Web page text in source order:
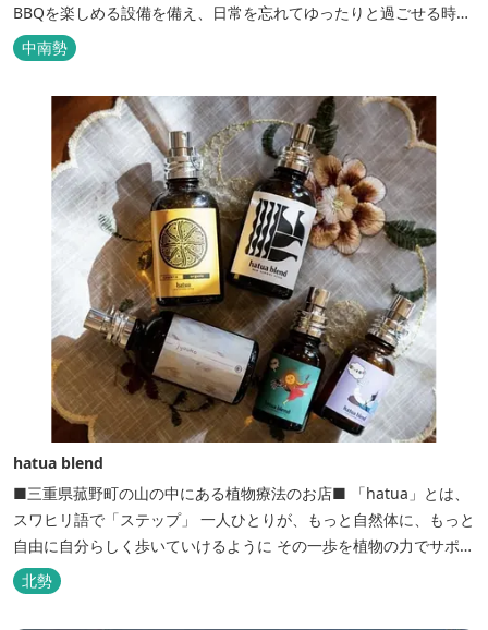
BBQを楽しめる設備を備え、日常を忘れてゆったりと過ごせる時間
が広がります。ペット同伴も可能で、愛犬と一緒に自然を満喫でき
るのも魅力です。 【営業時間】 チェックイン 15：00（早めのチ
中南勢
hatua blend
■三重県菰野町の山の中にある植物療法のお店■ 「hatua」とは、
スワヒリ語で「ステップ」 一人ひとりが、もっと自然体に、もっと
自由に自分らしく歩いていけるように その一歩を植物の力でサポー
トしたいという思いから生まれたお店。 黄土スチームよもぎ蒸しや
アロマの調合、季節の養生講座、アロマ講座、腸活講座、ワークシ
北勢